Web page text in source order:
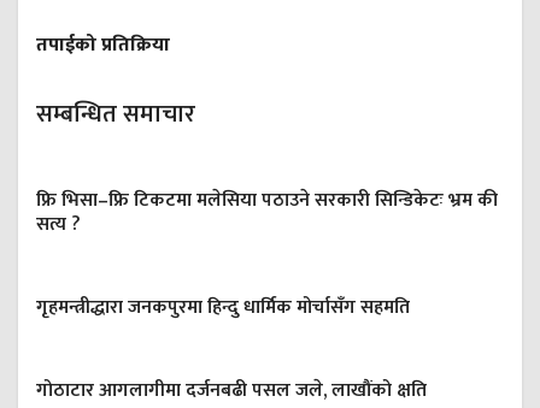
तपाईको प्रतिक्रिया
सम्बन्धित समाचार
फ्रि भिसा–फ्रि टिकटमा मलेसिया पठाउने सरकारी सिन्डिकेटः भ्रम की
सत्य ?
गृहमन्त्रीद्धारा जनकपुरमा हिन्दु धार्मिक मोर्चासँग सहमति
गोठाटार आगलागीमा दर्जनबढी पसल जले, लाखौंको क्षति